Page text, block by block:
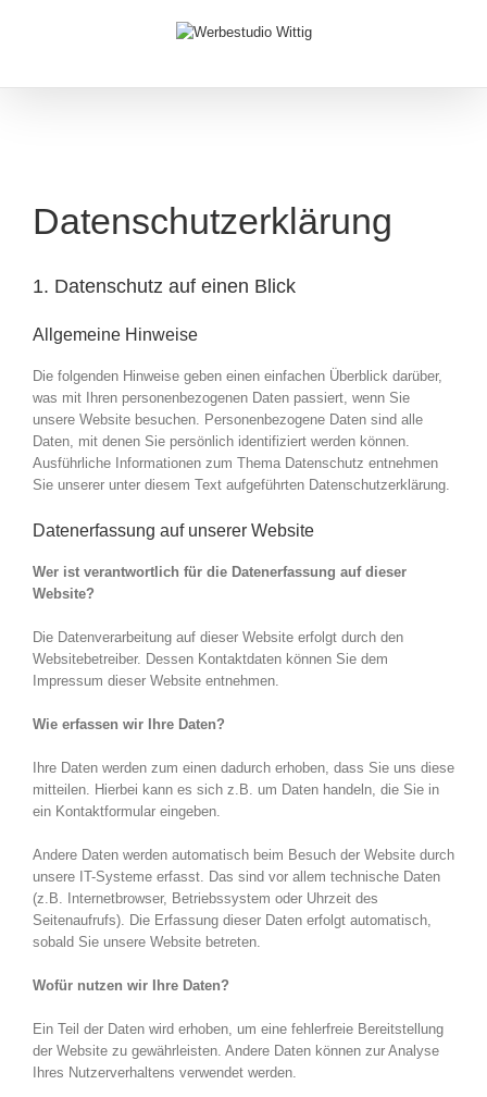
Datenschutzerklärung
1. Datenschutz auf einen Blick
Allgemeine Hinweise
Die folgenden Hinweise geben einen einfachen Überblick darüber,
was mit Ihren personenbezogenen Daten passiert, wenn Sie
unsere Website besuchen. Personenbezogene Daten sind alle
Daten, mit denen Sie persönlich identifiziert werden können.
Ausführliche Informationen zum Thema Datenschutz entnehmen
Sie unserer unter diesem Text aufgeführten Datenschutzerklärung.
Datenerfassung auf unserer Website
Wer ist verantwortlich für die Datenerfassung auf dieser
Website?
Die Datenverarbeitung auf dieser Website erfolgt durch den
Websitebetreiber. Dessen Kontaktdaten können Sie dem
Impressum dieser Website entnehmen.
Wie erfassen wir Ihre Daten?
Ihre Daten werden zum einen dadurch erhoben, dass Sie uns diese
mitteilen. Hierbei kann es sich z.B. um Daten handeln, die Sie in
ein Kontaktformular eingeben.
Andere Daten werden automatisch beim Besuch der Website durch
unsere IT-Systeme erfasst. Das sind vor allem technische Daten
(z.B. Internetbrowser, Betriebssystem oder Uhrzeit des
Seitenaufrufs). Die Erfassung dieser Daten erfolgt automatisch,
sobald Sie unsere Website betreten.
Wofür nutzen wir Ihre Daten?
Ein Teil der Daten wird erhoben, um eine fehlerfreie Bereitstellung
der Website zu gewährleisten. Andere Daten können zur Analyse
Ihres Nutzerverhaltens verwendet werden.